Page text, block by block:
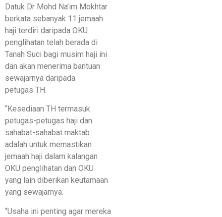
Datuk Dr Mohd Na’im Mokhtar
berkata sebanyak 11 jemaah
haji terdiri daripada OKU
penglihatan telah berada di
Tanah Suci bagi musim haji ini
dan akan menerima bantuan
sewajarnya daripada
petugas TH.
“Kesediaan TH termasuk
petugas-petugas haji dan
sahabat-sahabat maktab
adalah untuk memastikan
jemaah haji dalam kalangan
OKU penglihatan dan OKU
yang lain diberikan keutamaan
yang sewajarnya.
“Usaha ini penting agar mereka